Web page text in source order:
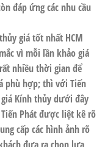
đáp ứng các nhu cầu
giá tốt nhất HCM
vì mỗi lần khảo giá
nhiều thời gian để
phù hợp; thì với Tiến
Kính thủy dưới đây
Phát được liệt kê rõ
cấp các hình ảnh rõ